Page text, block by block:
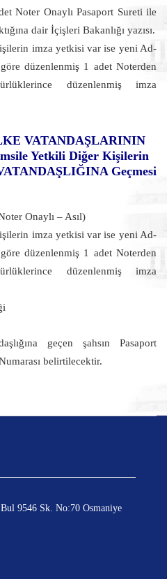
Noter Onaylı Pasaport Sureti ile
dair İçişleri Bakanlığı yazısı.
imza yetkisi var ise yeni Ad-
düzenlenmiş 1 adet Noterden
düzenlenmiş imza
VATANDAŞLARININ
Yetkili Diğer Kişilerin
Geçmesi
Onaylı – Asıl)
imza yetkisi var ise yeni Ad-
düzenlenmiş 1 adet Noterden
düzenlenmiş imza
geçen şahsın Pasaport
belirtilecektir.
9546 Sk. No:70 Osmaniye